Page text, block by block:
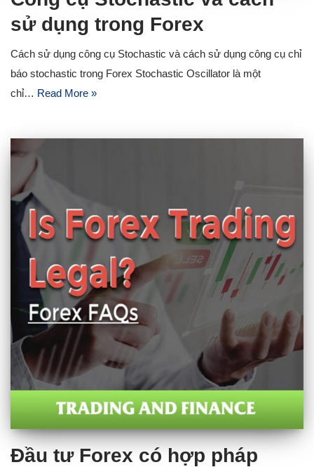
sử dụng trong Forex
Cách sử dụng công cụ Stochastic và cách sử dụng công cụ chỉ
báo stochastic trong Forex Stochastic Oscillator là một
chỉ… Read More »
Đầu tư Forex có hợp pháp